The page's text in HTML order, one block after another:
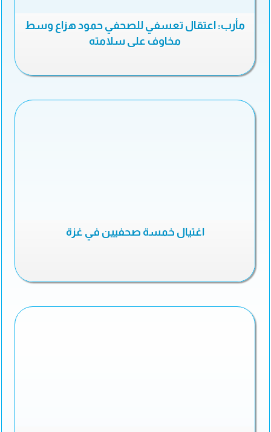
مأرب: اعتقال تعسفي للصحفي حمود هزاع وسط
مخاوف على سلامته
اغتيال خمسة صحفيين في غزة